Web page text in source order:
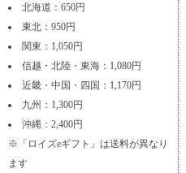
北海道：650円
東北：950円
関東：1,050円
信越・北陸・東海：1,080円
近畿・中国・四国：1,170円
九州：1,300円
沖縄：2,400円
※「ロイズeギフト」は送料が異なり
ます